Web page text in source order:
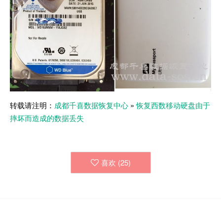
转载请注明： 成都千喜数据恢复中心 »恢复西数移动硬盘由于
摔坏而造成的数据丢失
喜欢 (25)